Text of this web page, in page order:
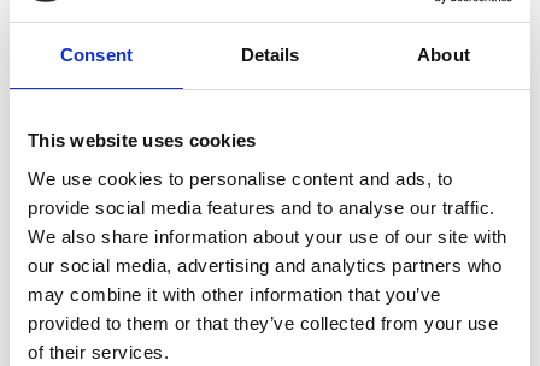
Consent Details About
This website uses cookies
We use cookies to personalise content and ads, to
provide social media features and to analyse our traffic.
We also share information about your use of our site with
our social media, advertising and analytics partners who
may combine it with other information that you’ve
provided to them or that they’ve collected from your use
of their services.
dr. Luca Vannucci.
CEE Holding ,main sponsor
Bolton Czechia, Brembo Czech, Nová Mosilana,
Ferrero Česká, Brazzale Moravia, BS&P Czech
Republic, Iveco Czech Republic, Leaseplan Czech
Republic, Mazars, JKJ Investment, Sales Field Force,
Siad Czech, Tecnocap, Total Česká republika e Imofa
e Tribase Networks.